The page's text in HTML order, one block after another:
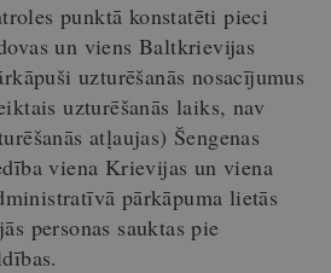
punktā konstatēti pieci
un viens Baltkrievijas
uzturēšanās nosacījumus
uzturēšanās laiks, nav
atļaujas) Šengenas
viena Krievijas un viena
pārkāpuma lietās
personas sauktas pie